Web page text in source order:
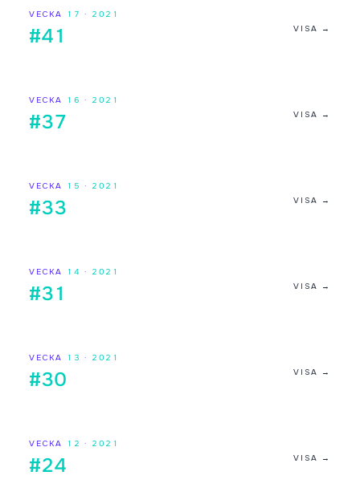
VECKA 17 · 2021
#41 VISA →
VECKA 16 · 2021
#37 VISA →
VECKA 15 · 2021
#33 VISA →
VECKA 14 · 2021
#31 VISA →
VECKA 13 · 2021
#30 VISA →
VECKA 12 · 2021
#24 VISA →